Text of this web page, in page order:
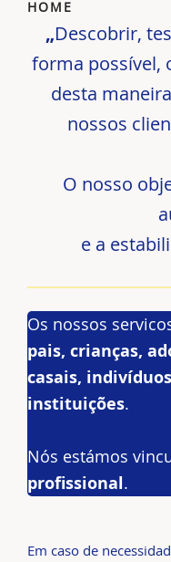
HOME
„Descobrir,
forma possível,
desta
nossos
O nosso
e a
Os nossos
pais, crianças,
casais, indivíduos
instituições.
Nós estámos
profissional.
Em caso de